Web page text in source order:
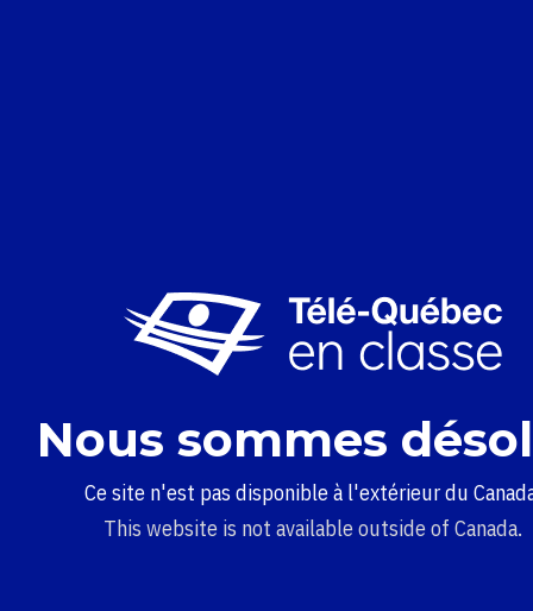
Nous sommes
Ce site n'est pas disponible à l'extérieur du
This website is not available outside of Canada.